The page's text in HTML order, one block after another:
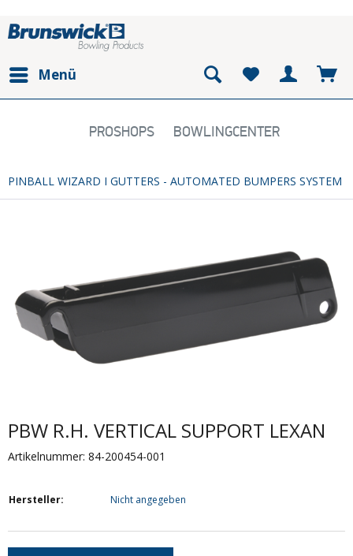
Menü
PROSHOPS BOWLINGCENTER
PINBALL WIZARD I GUTTERS - AUTOMATED BUMPERS SYSTEM
PBW R.H. VERTICAL SUPPORT LEXAN
Artikelnummer: 84-200454-001
Hersteller: Nicht angegeben